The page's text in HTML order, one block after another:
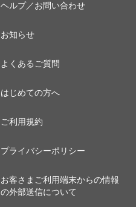
ヘルプ／お問い合わせ
お知らせ
よくあるご質問
はじめての方へ
ご利用規約
プライバシーポリシー
お客さまご利用端末からの情報
の外部送信について